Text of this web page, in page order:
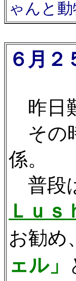
ゃんと
６月２
昨日
その
係。
普段
Ｌｕｓ
お勧め
ェル」